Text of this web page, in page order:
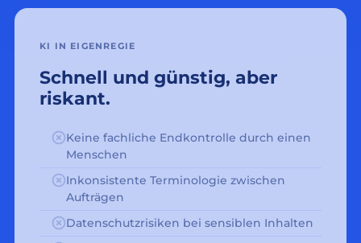
KI IN EIGENREGIE
Schnell und günstig, aber
riskant.
Keine fachliche Endkontrolle durch einen
Menschen
Inkonsistente Terminologie zwischen
Aufträgen
Datenschutzrisiken bei sensiblen Inhalten